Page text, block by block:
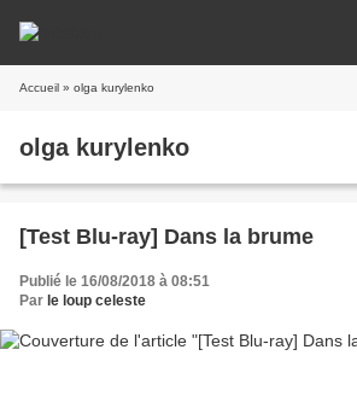
Accueil » olga kurylenko
olga kurylenko
[Test Blu-ray] Dans la brume
Publié le 16/08/2018 à 08:51
Par le loup celeste